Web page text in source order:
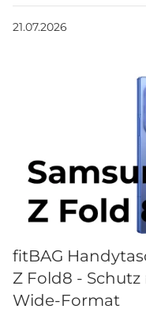
21.07.2026
fitBAG
Z Fold8 -
Wide-Format